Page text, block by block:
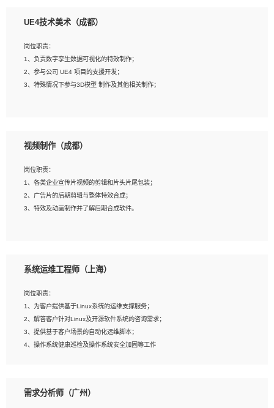
2、熟练掌握 Unity3D 程序开发，精通 C# 语言开发；
4、有良好的沟通能力和团队合作意识；
5、开发过 HoloLens 程序者优先。
UE4技术美术（成都）
岗位职责：
1、负责数字孪生数据可视化的特效制作；
2、参与公司 UE4 项目的支援开发；
3、特殊情况下参与3D模型 制作及其他相关制作；
上；
3、想象力丰富, 有一定的艺术审美深度；
4、有良好的场景特效搭建功底；
5、熟悉 3Ds Max 或者 Maya；
6、有良好的沟通能力和团队合作意识；
视频制作（成都）
岗位职责：
1、各类企业宣传片视频的剪辑和片头片尾包装；
2、广告片的后期剪辑与整体特效合成；
3、特效及动画制作并了解后期合成软件。
2、熟练使用After Effect、Photo Shop、熟练掌握视频剪辑和特效包装软件；
4、在剪辑上会思考，有一定编导思维；
5、踏实， 勤奋，愿意在工作中不断学习，提高自我；
6、能与同事友好相处。
系统运维工程师（上海）
岗位职责：
1、为客户提供基于Linux系统的运维支撑服务；
2、解答客户针对Linux及开源软件系统的咨询需求；
3、提供基于客户场景的自动化运维脚本；
4、操作系统健康巡检及操作系统安全加固等工作
1、全日制本科计算机相关专业毕业，3年以上相关工作经验；
需求分析师（广州）